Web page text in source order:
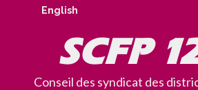
English
SCFP
Conseil des syndicat des